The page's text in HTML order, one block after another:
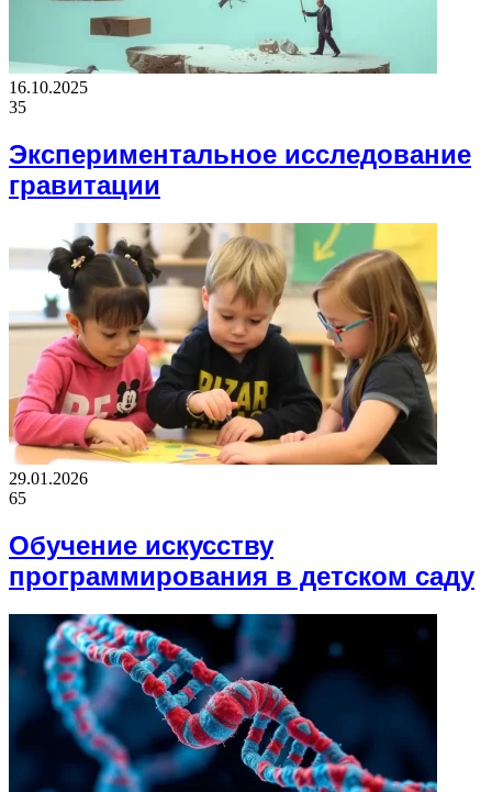
16.10.2025
35
Экспериментальное исследование
гравитации
29.01.2026
65
Обучение искусству
программирования в детском саду